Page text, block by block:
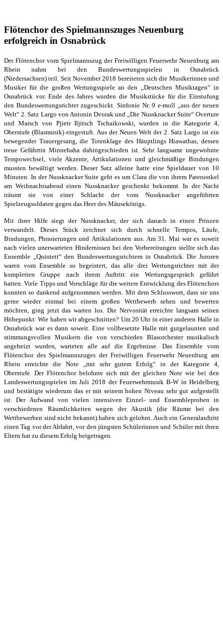
Flötenchor des Spielmannszuges Neuenburg
erfolgreich in Osnabrück
Der Flötenchor vom Spielmannszug der Freiwilligen Feuerwehr Neuenburg am
Rhein nahm bei den Bundeswertungsspielen in Osnabrück
(Niedersachsen)teil. Seit November 2018 bereiteten sich die Musikerinnen und
Musiker für die großen Wertungsspiele an den „Deutschen Musiktagen“ in
Osnabrück vor. Ende des Jahres wurden die Musikstücke für die Einstufung
den Bundeswertungsrichter zugeschickt. Sinfonie Nr. 9 e-moll „aus der neuen
Welt“ 2. Satz Largo von Antonin Dvorak und „Die Nussknacker Suite“ Overture
und Marsch von Pjietr Iljitsch Tschaikowski, wurden in die Kategorie 4,
Oberstufe (Blasmusik) eingestuft. Aus der Neuen Welt der 2. Satz Largo ist ein
bewegender Trauergesang, die Totenklage des Häuptlings Hiawathas, dessen
treue Gefährtin Minnehaha dahingeschieden ist. Sehr langsame ungewohnte
Tempowechsel, viele Akzente, Artikulationen und gleichmäßige Bindungen
mussten bewältigt werden. Dieser Satz alleine hatte eine Spieldauer von 10
Minuten. In der Nussknacker Suite geht es um Clara die von ihrem Patenonkel
am Weihnachtsabend einen Nussknacker geschenkt bekommt. In der Nacht
träumt sie von einer Schlacht der vom Nussknacker angeführten
Spielzeugsoldaten gegen das Heer des Mäusekönigs.
Mit ihrer Hilfe siegt der Nussknacker, der sich danach in einen Prinzen
verwandelt. Dieses Stück zeichnet sich durch schnelle Tempos, Läufe,
Bindungen, Phrasierungen undArtikulationen aus. Am 31. Mai war es soweit
nach vielen unerwarteten Hindernissen bei den Vorbereitungen stellte sich das
Ensemble „Quintett“ den Bundeswertungsrichternin Osnabrück. Die Juroren
waren vom Ensemble so begeistert, das alle drei Wertungsrichter mit der
kompletten Gruppe nach ihrem Auftritt ein Wertungsgespräch geführt
hatten.Viele Tipps und Vorschläge für die weitere Entwicklung des Flötenchors
konnten sodankend aufgenommen werden. Mit dem Schlusswort, dass sie uns
gerne wieder einmal bei einem großen Wettbewerbsehen und bewerten
möchten, ging jetzt das warten los. Die Nervosität erreichte langsam seinen
Höhepunkt: Wie haben wir abgeschnitten? Um 20 Uhr in einer anderen Halle in
Osnabrück war es dann soweit. Eine vollbesetzte Halle mit gutgelaunten und
stimmungsvollen Musikern die von verschieden Blasorchester musikalisch
angeheizt wurden, warteten alle auf die Ergebnisse. Das Ensemble vom
Flötenchor des Spielmannszuges der Freiwilligen Feuerwehr Neuenburg am
Rhein erreichte die Note „mit sehr gutem Erfolg“ in der Kategorie 4,
Oberstufe. Der Flötenchor belohnte sich mit der gleichen Note wie bei den
Landeswertungsspielen im Juli 2018 der Feuerwehrmusik B-W in Heidelberg
und bestätigte wiederum das er mit seinem hohen Niveau sehr gut aufgestellt
ist. Der Aufwand von vielen intensiven Einzel- und Ensembleproben in
verschiedenen Räumlichkeiten wegen der Akustik (die Räume bei den
Wettbewerben sind nicht bekannt) haben sich gelohnt. Auch ein Generalauftritt
einen Tag vor der Abfahrt, vor den jüngsten Schülerinnen und Schüler mit ihren
Eltern hat zu diesem Erfolg beigetragen.